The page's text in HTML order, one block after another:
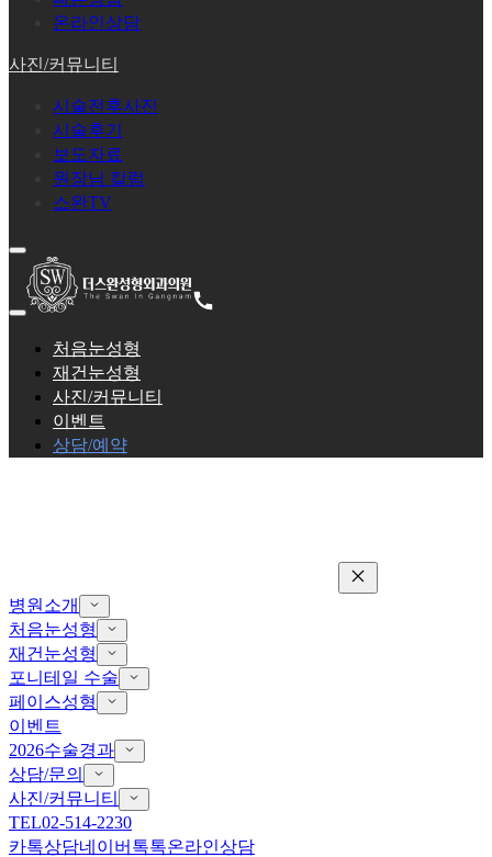
온라인상담
사진/커뮤니티
시술전후사진
시술후기
보도자료
원장님 칼럼
스완TV
처음눈성형
재건눈성형
사진/커뮤니티
이벤트
상담/예약
병원소개
처음눈성형
재건눈성형
포니테일 수술
페이스성형
이벤트
2026수술경과
상담/문의
사진/커뮤니티
TEL02-514-2230
카톡상담네이버톡톡온라인상담